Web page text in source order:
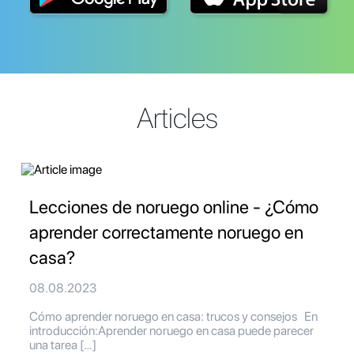
Articles
Lecciones de noruego online - ¿Cómo
aprender correctamente noruego en
casa?
08.08.2023
Cómo aprender noruego en casa: trucos y consejos En
introducción:Aprender noruego en casa puede parecer
una tarea […]